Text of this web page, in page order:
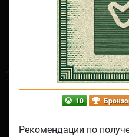
10
Рекомендации по